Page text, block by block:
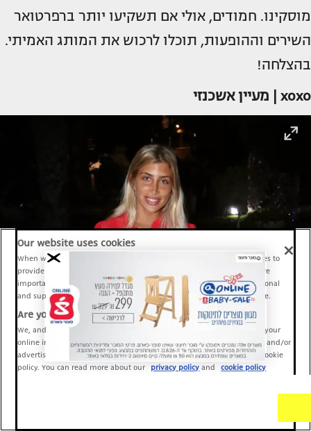
מוסקינו. חמודים, אולי אם תשקיעו יותר ברפרטואר
השירים וההופעות, תוכלו לרכוש את המותג האמיתי.
בהצלחה!
xoxo | מעיין אשכנזי
Our website uses cookies
When we provide Maariv, TMI and Sport1 content online, we use cookies to
provide social media features and to analyze our traffic. These tools are
important and necessary for our website functionality. Others are optional
and support Maariv, TMI and Sport1 activity and your online experience.
Are you happy to accept cookies?
We, and our partners, use information about your use of our site and your
online interactions to improve our services and to personalize content and/or
advertising for you. You can read more about our privacy policy and cookie
policy. You can read more about our
privacy policy and cookie policy